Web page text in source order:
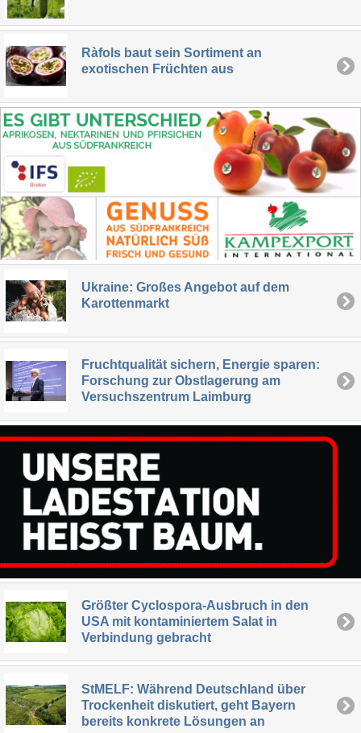
Ràfols baut sein Sortiment an
exotischen Früchten aus
Ukraine: Großes Angebot auf dem
Karottenmarkt
Fruchtqualität sichern, Energie sparen:
Forschung zur Obstlagerung am
Versuchszentrum Laimburg
Größter Cyclospora-Ausbruch in den
USA mit kontaminiertem Salat in
Verbindung gebracht
StMELF: Während Deutschland über
Trockenheit diskutiert, geht Bayern
bereits konkrete Lösungen an